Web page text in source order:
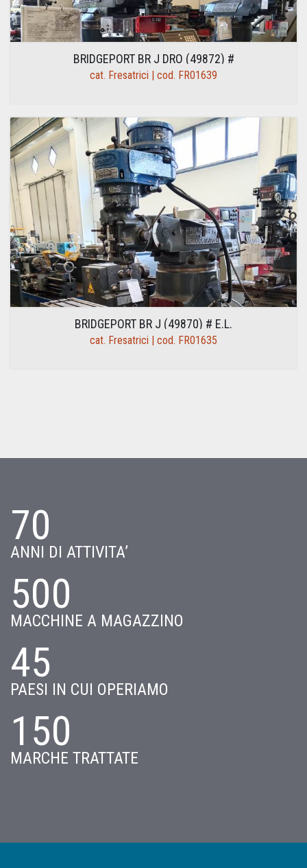
BRIDGEPORT BR J DRO (49872) #
cat. Fresatrici | cod. FR01639
BRIDGEPORT BR J (49870) # E.L.
cat. Fresatrici | cod. FR01635
70
ANNI DI ATTIVITA’
500
MACCHINE A MAGAZZINO
45
PAESI IN CUI OPERIAMO
150
MARCHE TRATTATE